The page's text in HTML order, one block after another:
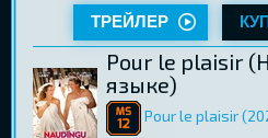
ТРЕЙЛЕР
Pour le plaisir
языке)
Pour le plaisir